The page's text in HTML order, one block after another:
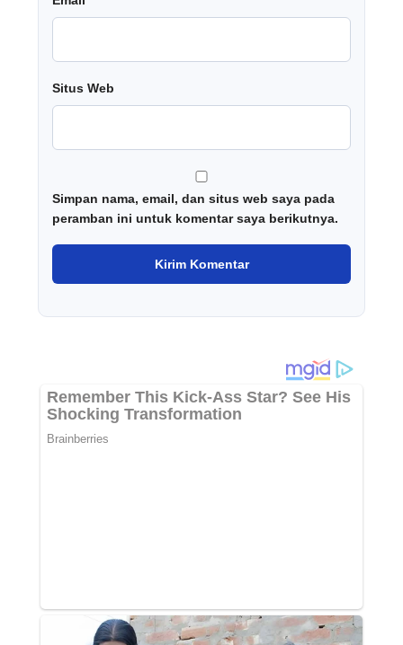
Situs Web
Simpan nama, email, dan situs web saya pada
peramban ini untuk komentar saya berikutnya.